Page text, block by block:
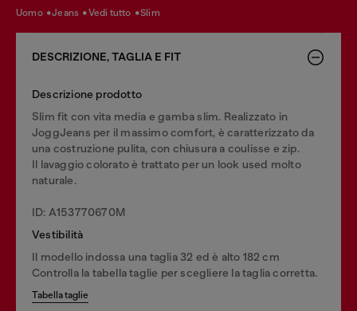
uomo jeans vedi tutto slim
DESCRIZIONE, TAGLIA E FIT
Descrizione prodotto
Slim fit con vita media e gamba slim. Realizzato in
JoggJeans per il massimo comfort, è caratterizzato da
una costruzione pulita, con chiusura a coulisse e zip.
Il lavaggio colorato è trattato per un look used molto
naturale.
ID: A153770670M
Vestibilità
Il modello indossa una taglia 32 ed è alto 182 cm
Controlla la tabella taglie per scegliere la taglia corretta.
Tabella taglie